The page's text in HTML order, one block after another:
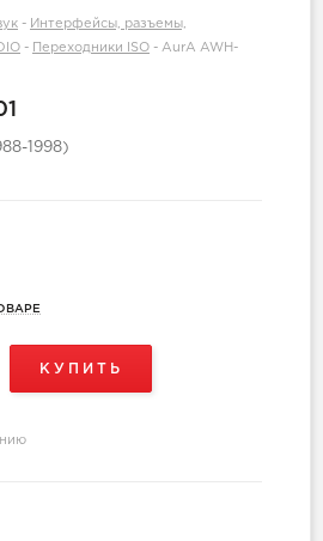
- Интерфейсы, разъемы,
- Переходники ISO - AurA AWH-
1998)
КУПИТЬ